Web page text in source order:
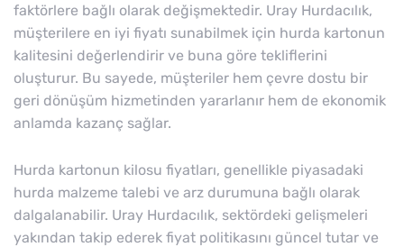
faktörlere bağlı olarak değişmektedir. Uray Hurdacılık,
müşterilere en iyi fiyatı sunabilmek için hurda kartonun
kalitesini değerlendirir ve buna göre tekliflerini
oluşturur. Bu sayede, müşteriler hem çevre dostu bir
geri dönüşüm hizmetinden yararlanır hem de ekonomik
anlamda kazanç sağlar.
Hurda kartonun kilosu fiyatları, genellikle piyasadaki
hurda malzeme talebi ve arz durumuna bağlı olarak
dalgalanabilir. Uray Hurdacılık, sektördeki gelişmeleri
yakından takip ederek fiyat politikasını güncel tutar ve